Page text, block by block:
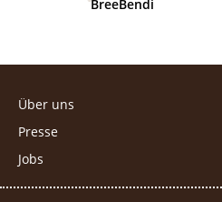
BreeBendi
Über uns
Presse
Jobs